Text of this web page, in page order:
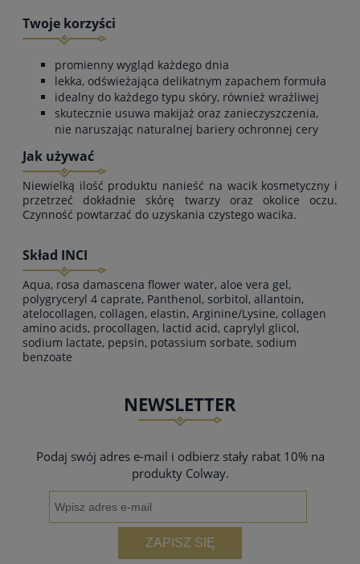
Twoje korzyści
promienny wygląd każdego dnia
lekka, odświeżająca delikatnym zapachem formuła
idealny do każdego typu skóry, również wrażliwej
skutecznie usuwa makijaż oraz zanieczyszczenia,
nie naruszając naturalnej bariery ochronnej cery
Jak używać
Niewielką ilość produktu nanieść na wacik kosmetyczny i
przetrzeć dokładnie skórę twarzy oraz okolice oczu.
Czynność powtarzać do uzyskania czystego wacika.
Skład INCI
Aqua, rosa damascena flower water, aloe vera gel,
polygryceryl 4 caprate, Panthenol, sorbitol, allantoin,
atelocollagen, collagen, elastin, Arginine/Lysine, collagen
amino acids, procollagen, lactid acid, caprylyl glicol,
sodium lactate, pepsin, potassium sorbate, sodium
benzoate
NEWSLETTER
Podaj swój adres e-mail i odbierz stały rabat 10% na
produkty Colway.
ZAPISZ SIĘ